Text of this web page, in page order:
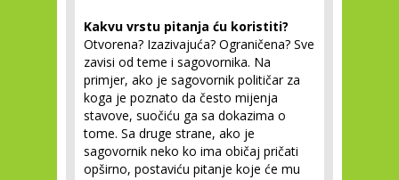
Kakvu vrstu pitanja ću koristiti?
Otvorena? Izazivajuća? Ograničena? Sve
zavisi od teme i sagovornika. Na
primjer, ako je sagovornik političar za
koga je poznato da često mijenja
stavove, suočiću ga sa dokazima o
tome. Sa druge strane, ako je
sagovornik neko ko ima običaj pričati
opširno, postaviću pitanje koje će mu